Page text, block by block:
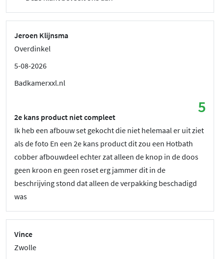
Jeroen Klijnsma
Overdinkel
5-08-2026
Badkamerxxl.nl
5
2e kans product niet compleet
Ik heb een afbouw set gekocht die niet helemaal er uit ziet
als de foto En een 2e kans product dit zou een Hotbath
cobber afbouwdeel echter zat alleen de knop in de doos
geen kroon en geen roset erg jammer dit in de
beschrijving stond dat alleen de verpakking beschadigd
was
Vince
Zwolle